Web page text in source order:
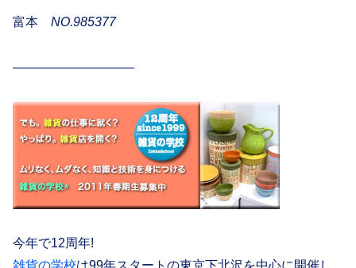
富本 NO.985377
—————————–
今年で12周年!
雑貨の学校は99年スタートの東京下北沢を中心に開催し